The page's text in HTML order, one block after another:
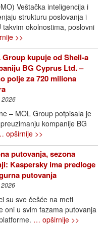
Veštačka inteligencija i
strukturu poslovanja i
okolnostima, poslovni
>>
Group kupuje od Shell-a
BG Cyprus Ltd. –
polje za 720 miliona
2026
– MOL Group potpisala je
kompanije BG
opširnije >>
putovanja, sezona
Kaspersky ima predloge
putovanja
su sve češće na meti
oni u svim fazama putovanja
… opširnije >>